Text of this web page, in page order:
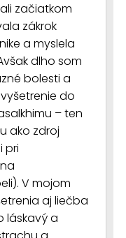
začiatkom
zákrok
a myslela
dlho som
bolesti a
do
– ten
ako zdroj
pri
V mojom
aj liečba
láskavý a